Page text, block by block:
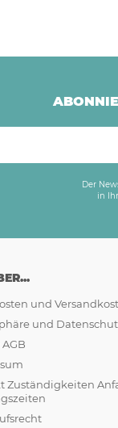
Der
in
und
und
Zuständigkeiten